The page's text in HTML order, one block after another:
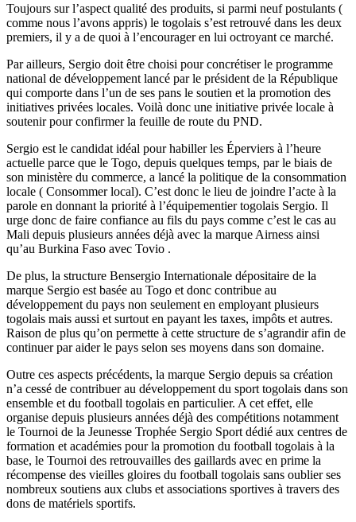
Toujours sur l’aspect qualité des produits, si parmi neuf postulants (
comme nous l’avons appris) le togolais s’est retrouvé dans les deux
premiers, il y a de quoi à l’encourager en lui octroyant ce marché.
Par ailleurs, Sergio doit être choisi pour concrétiser le programme
national de développement lancé par le président de la République
qui comporte dans l’un de ses pans le soutien et la promotion des
initiatives privées locales. Voilà donc une initiative privée locale à
soutenir pour confirmer la feuille de route du PND.
Sergio est le candidat idéal pour habiller les Éperviers à l’heure
actuelle parce que le Togo, depuis quelques temps, par le biais de
son ministère du commerce, a lancé la politique de la consommation
locale ( Consommer local). C’est donc le lieu de joindre l’acte à la
parole en donnant la priorité à l’équipementier togolais Sergio. Il
urge donc de faire confiance au fils du pays comme c’est le cas au
Mali depuis plusieurs années déjà avec la marque Airness ainsi
qu’au Burkina Faso avec Tovio .
De plus, la structure Bensergio Internationale dépositaire de la
marque Sergio est basée au Togo et donc contribue au
développement du pays non seulement en employant plusieurs
togolais mais aussi et surtout en payant les taxes, impôts et autres.
Raison de plus qu’on permette à cette structure de s’agrandir afin de
continuer par aider le pays selon ses moyens dans son domaine.
Outre ces aspects précédents, la marque Sergio depuis sa création
n’a cessé de contribuer au développement du sport togolais dans son
ensemble et du football togolais en particulier. A cet effet, elle
organise depuis plusieurs années déjà des compétitions notamment
le Tournoi de la Jeunesse Trophée Sergio Sport dédié aux centres de
formation et académies pour la promotion du football togolais à la
base, le Tournoi des retrouvailles des gaillards avec en prime la
récompense des vieilles gloires du football togolais sans oublier ses
nombreux soutiens aux clubs et associations sportives à travers des
dons de matériels sportifs.